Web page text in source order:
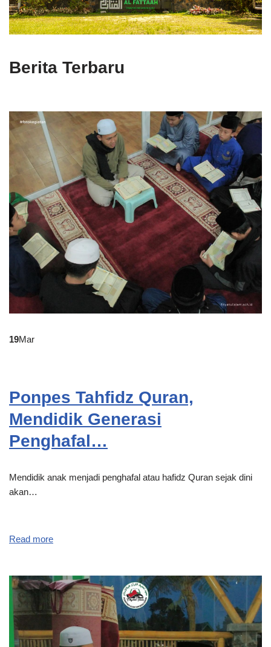
Berita Terbaru
19Mar
Ponpes Tahfidz Quran,
Mendidik Generasi
Penghafal…
Mendidik anak menjadi penghafal atau hafidz Quran sejak dini
akan…
Read more